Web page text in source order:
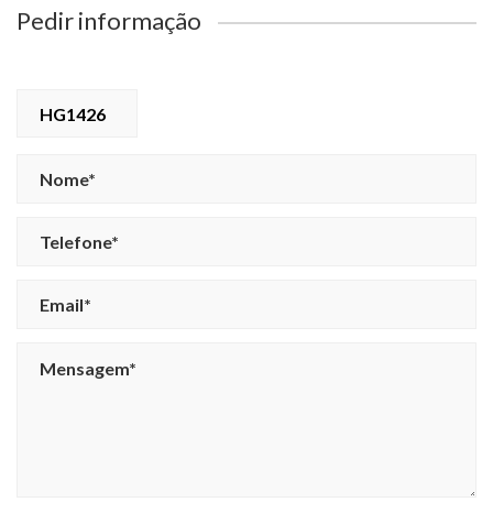
Pedir informação
HG1426